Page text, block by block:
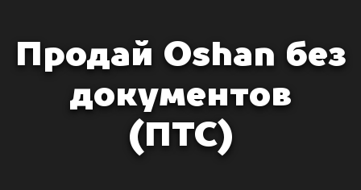
Продай Oshan без
документов
(ПТС)